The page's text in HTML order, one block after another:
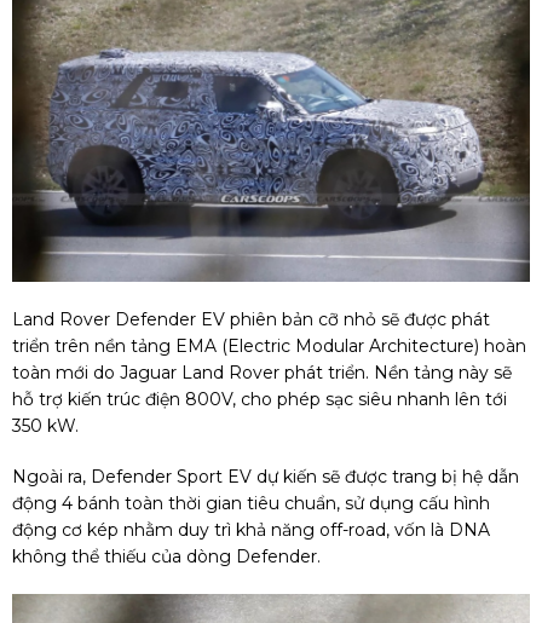
Land Rover Defender EV phiên bản cỡ nhỏ sẽ được phát
triển trên nền tảng EMA (Electric Modular Architecture) hoàn
toàn mới do Jaguar Land Rover phát triển. Nền tảng này sẽ
hỗ trợ kiến trúc điện 800V, cho phép sạc siêu nhanh lên tới
350 kW.
Ngoài ra, Defender Sport EV dự kiến sẽ được trang bị hệ dẫn
động 4 bánh toàn thời gian tiêu chuẩn, sử dụng cấu hình
động cơ kép nhằm duy trì khả năng off-road, vốn là DNA
không thể thiếu của dòng Defender.